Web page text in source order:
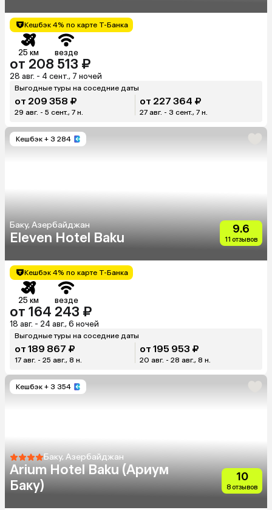
Кешбэк 4% по карте Т-Банка
25 км везде
от 208 513 ₽
28 авг. - 4 сент., 7 ночей
Выгодные туры на соседние даты
от 209 358 ₽
29 авг. - 5 сент., 7 н.
от 227 364 ₽
27 авг. - 3 сент., 7 н.
Кешбэк + 3 284
Баку, Азербайджан
Eleven Hotel Baku
9.6
11 отзывов
Кешбэк 4% по карте Т-Банка
25 км везде
от 164 243 ₽
18 авг. - 24 авг., 6 ночей
Выгодные туры на соседние даты
от 189 867 ₽
17 авг. - 25 авг., 8 н.
от 195 953 ₽
20 авг. - 28 авг., 8 н.
Кешбэк + 3 354
Баку, Азербайджан
Arium Hotel Baku (Ариум
Баку)
10
8 отзывов